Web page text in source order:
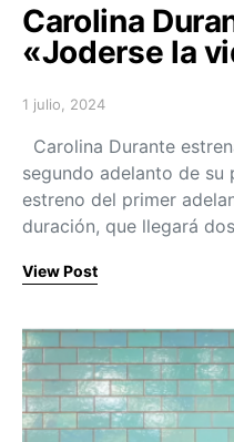
Carolina
«Joderse la
Posted on
1 julio, 2024
Carolina Durante
segundo adelanto de su
estreno del primer
duración, que llegará
View Post